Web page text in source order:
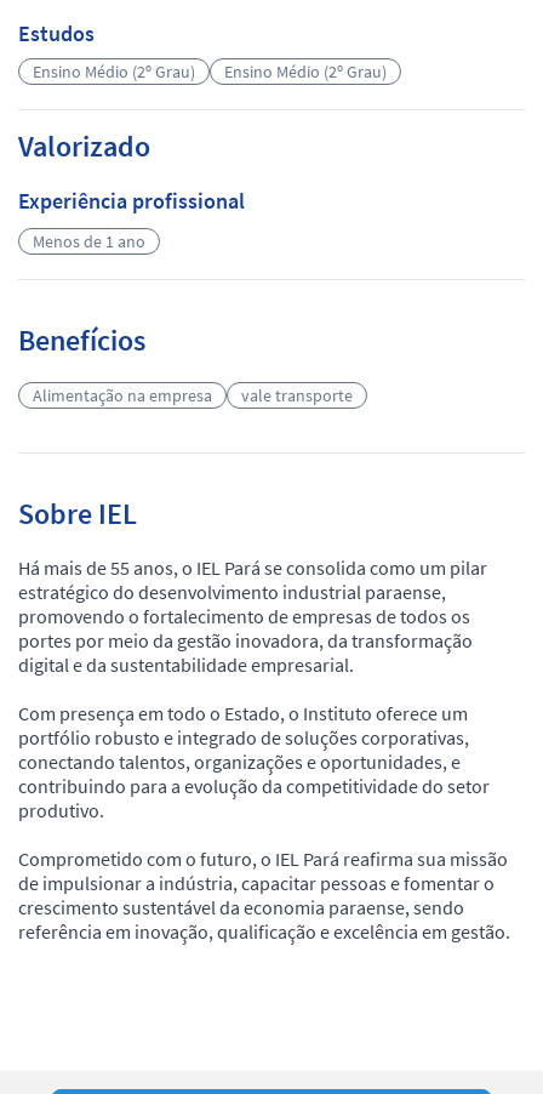
Estudos
Ensino Médio (2º Grau) Ensino Médio (2º Grau)
Valorizado
Experiência profissional
Menos de 1 ano
Benefícios
Alimentação na empresa vale transporte
Sobre IEL
Há mais de 55 anos, o IEL Pará se consolida como um pilar
estratégico do desenvolvimento industrial paraense,
promovendo o fortalecimento de empresas de todos os
portes por meio da gestão inovadora, da transformação
digital e da sustentabilidade empresarial.
Com presença em todo o Estado, o Instituto oferece um
portfólio robusto e integrado de soluções corporativas,
conectando talentos, organizações e oportunidades, e
contribuindo para a evolução da competitividade do setor
produtivo.
Comprometido com o futuro, o IEL Pará reafirma sua missão
de impulsionar a indústria, capacitar pessoas e fomentar o
crescimento sustentável da economia paraense, sendo
referência em inovação, qualificação e excelência em gestão.